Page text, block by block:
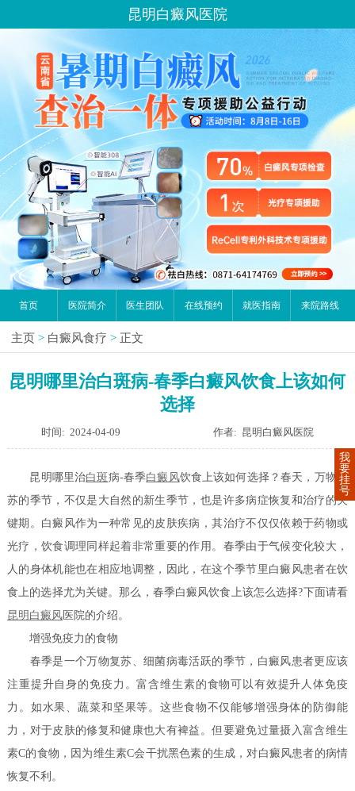
昆明白癜风医院
首页 医院简介 医生团队 在线预约 就医指南 来院路线
主页 > 白癜风食疗 > 正文
昆明哪里治白斑病-春季白癜风饮食上该如何
选择
时间: 2024-04-09 作者: 昆明白癜风医院
昆明哪里治白斑病-春季白癜风饮食上该如何选择？春天，万物复
苏的季节，不仅是大自然的新生季节，也是许多病症恢复和治疗的关
键期。白癜风作为一种常见的皮肤疾病，其治疗不仅仅依赖于药物或
光疗，饮食调理同样起着非常重要的作用。春季由于气候变化较大，
人的身体机能也在相应地调整，因此，在这个季节里白癜风患者在饮
食上的选择尤为关键。那么，春季白癜风饮食上该怎么选择?下面请看
昆明白癜风 医院的介绍。
增强免疫力的食物
春季是一个万物复苏、细菌病毒活跃的季节，白癜风患者更应该
注重提升自身的免疫力。富含维生素的食物可以有效提升人体免疫
力。如水果、蔬菜和坚果等。这些食物不仅能够增强身体的防御能
力，对于皮肤的修复和健康也大有裨益。但要避免过量摄入富含维生
素C的食物，因为维生素C会干扰黑色素的生成，对白癜风患者的病情
恢复不利。
我
要
挂
号